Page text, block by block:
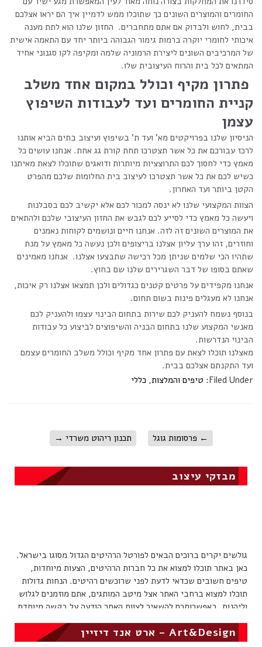
החומרים והמוצרים השונים כך שתוכלו ממש לדמיין איך הם יראו אצלכם
בבית, לחוש ולבדוק אם אתם מתחברים. החזון שלנו הוא לתת מענה
איכותי לחומרי יוקרה ברמות גימור הגבוהה ביותר יחד עם התאמה אישית
של המרכיבים השונים ליצירת הרמוניה שלמה ומקיפה לקו סגנוני אחיד
המתאים לכל בית והרוח העיצובית שלו.
פתרון מקיף וכולל במקום אחד משלב
קניית החומרים ועד לעבודות השיפוץ
עצמן
הניסיון שלנו בפרויקטים מא' ועד ת' בשיפוץ ועיצוב בתים הביא אותנו
לרכז עבורכם את כל אשר תצטרכו תחת קורת גג אחת. אנחנו עושים כל
מאמץ כדי לחסוך לכם התרוצציות מיותרות ודואגים שתוכלו לצאת מאיתנו
כשיש לכם את כל אשר תצטרכו לעיצוב בית החלומות שלכם מהפרט
הקטן ביותר ועד האחרון.
הצוות המקצועי שלנו לא ינסה למכור לכם אלא יקשיב לכם בסבלנות
ויעשה כל מאמץ כדי לסייע לכם לגבש את החזון העיצובי שלכם ולהתאים
את המוצרים השונים זה לזה. אנחנו חיים ונושמים לקוחות נאמנים
וחוזרים, זהו ערך עליון אצלנו בריצופים ולכן נעשה כל מאמץ על מנת
שתהיו הכי שלמים שניתן מכל רכישה שתבצעו אצלנו. אנחנו מאמינים
שאתם בסופו של דבר השגרירים שלנו שם בחוץ.
אנחנו מקפידים על פרטים קטנים כגדולים ולכן תמצאו אצלנו רק איכות,
אנחנו לא מעגלים פינות בשום תחום.
בנוסף נשמח להעניק לכם שירות בתחום הבינוי עצמו ולהעניק לכם
מאנשי המקצוע שלנו בתחום הבניה והשיפוצים לביצוע כל עבודות
הבינוי הנדרשות.
מאצלנו תוכלו לצאת עם פתרון אחד מקיף וכולל משלב החומרים עצמם
ועד התקנתם אצלכם בבית.
Filed Under: טיפים והמלצות, כללי
← פרסומות גוגל תכנון ריהוט משרדי →
מבזקי עיצוב
כאן באתר תוכלו למצוא את כל חברות הרהיטים, הצעות מיוחדות,
טיפים חשובים שכדאי לדעת לפני שרוכשים רהיטים. הנחות גדולות
תוכלו למצוא ברחבי האתר אצל מיטב המותגים, אתם מוזמנים לגלוש
וליהנות. באפשרותכם להשאיר לצוות האתר הודעה על בקשה מיוחדת,
אחד מנציגנו יחזור אלכם בהקדם.
Art&Design – ארט אנד דיזיין